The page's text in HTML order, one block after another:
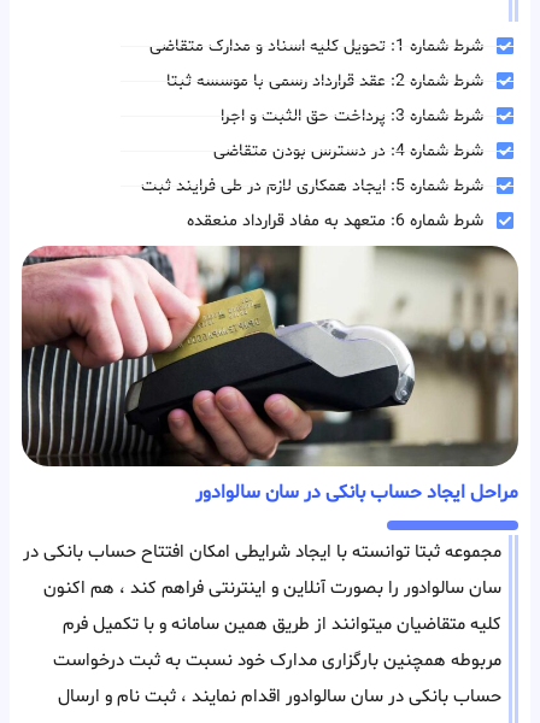
شرط شماره 1: تحویل کلیه اسناد و مدارک متقاضی
شرط شماره 2: عقد قرارداد رسمی با موسسه ثبتا
شرط شماره 3: پرداخت حق الثبت و اجرا
شرط شماره 4: در دسترس بودن متقاضی
شرط شماره 5: ایجاد همکاری لازم در طی فرایند ثبت
شرط شماره 6: متعهد به مفاد قرارداد منعقده
مراحل ایجاد حساب بانکی در سان سالوادور
مجموعه ثبتا توانسته با ایجاد شرایطی امکان افتتاح حساب بانکی در
سان سالوادور را بصورت آنلاین و اینترنتی فراهم کند ، هم اکنون
کلیه متقاضیان میتوانند از طریق همین سامانه و با تکمیل فرم
مربوطه همچنین بارگزاری مدارک خود نسبت به ثبت درخواست
حساب بانکی در سان سالوادور اقدام نمایند ، ثبت نام و ارسال